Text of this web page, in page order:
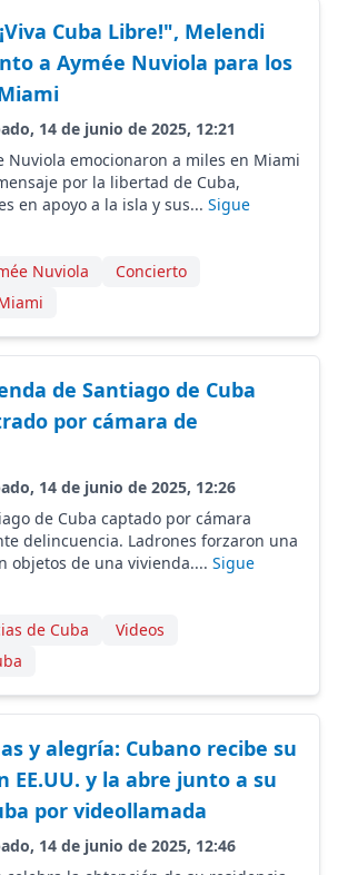
Cuba Libre!", Melendi
a Aymée Nuviola para los
14 de junio de 2025, 12:21
Nuviola emocionaron a miles en Miami
por la libertad de Cuba,
en apoyo a la isla y sus... Sigue
Nuviola
Concierto
de Santiago de Cuba
por cámara de
14 de junio de 2025, 12:26
de Cuba captado por cámara
delincuencia. Ladrones forzaron una
objetos de una vivienda.... Sigue
de Cuba
Videos
y alegría: Cubano recibe su
EE.UU. y la abre junto a su
por videollamada
14 de junio de 2025, 12:46